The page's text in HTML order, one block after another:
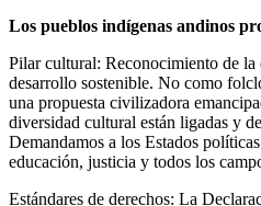
Los pueblos indígenas andinos
Pilar cultural: Reconocimiento de
desarrollo sostenible. No como
una propuesta civilizadora
diversidad cultural están ligadas y
Demandamos a los Estados
educación, justicia y todos los
Estándares de derechos: La